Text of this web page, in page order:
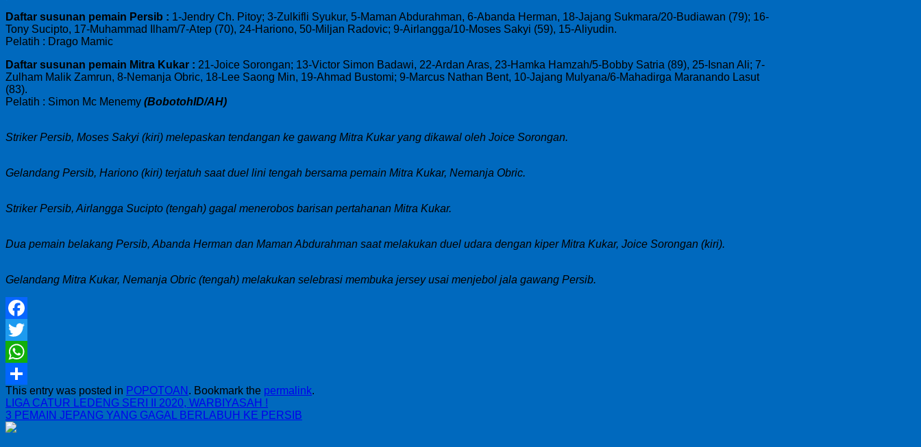
Daftar susunan pemain Persib : 1-Jendry Ch. Pitoy; 3-Zulkifli Syukur, 5-Maman Abdurahman, 6-Abanda Herman, 18-Jajang Sukmara/20-Budiawan (79); 16-
Tony Sucipto, 17-Muhammad Ilham/7-Atep (70), 24-Hariono, 50-Miljan Radovic; 9-Airlangga/10-Moses Sakyi (59), 15-Aliyudin.
Pelatih : Drago Mamic
Daftar susunan pemain Mitra Kukar : 21-Joice Sorongan; 13-Victor Simon Badawi, 22-Ardan Aras, 23-Hamka Hamzah/5-Bobby Satria (89), 25-Isnan Ali; 7-
Zulham Malik Zamrun, 8-Nemanja Obric, 18-Lee Saong Min, 19-Ahmad Bustomi; 9-Marcus Nathan Bent, 10-Jajang Mulyana/6-Mahadirga Maranando Lasut
(83).
Pelatih : Simon Mc Menemy (BobotohID/AH)
Striker Persib, Moses Sakyi (kiri) melepaskan tendangan ke gawang Mitra Kukar yang dikawal oleh Joice Sorongan.
Gelandang Persib, Hariono (kiri) terjatuh saat duel lini tengah bersama pemain Mitra Kukar, Nemanja Obric.
Striker Persib, Airlangga Sucipto (tengah) gagal menerobos barisan pertahanan Mitra Kukar.
Dua pemain belakang Persib, Abanda Herman dan Maman Abdurahman saat melakukan duel udara dengan kiper Mitra Kukar, Joice Sorongan (kiri).
Gelandang Mitra Kukar, Nemanja Obric (tengah) melakukan selebrasi membuka jersey usai menjebol jala gawang Persib.
Facebook
Twitter
WhatsApp
Share
This entry was posted in POPOTOAN . Bookmark the permalink.
LIGA CATUR LEDENG SERI II 2020, WARBIYASAH !
3 PEMAIN JEPANG YANG GAGAL BERLABUH KE PERSIB